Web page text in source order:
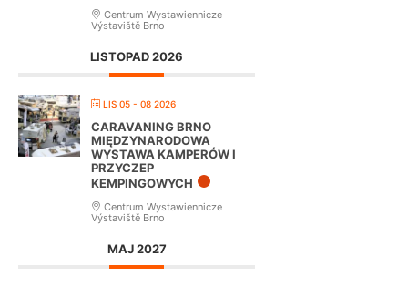
Centrum Wystawiennicze
Výstaviště Brno
LISTOPAD 2026
LIS 05 - 08 2026
CARAVANING BRNO
MIĘDZYNARODOWA
WYSTAWA KAMPERÓW I
PRZYCZEP
KEMPINGOWYCH
Centrum Wystawiennicze
Výstaviště Brno
MAJ 2027